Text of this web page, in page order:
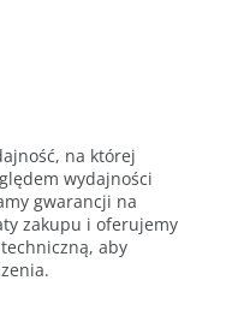
na której
wydajności
gwarancji na
zakupu i oferujemy
aby